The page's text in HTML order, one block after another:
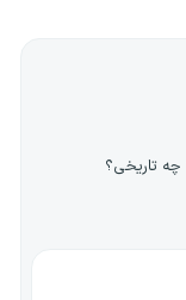
چه تاریخی؟